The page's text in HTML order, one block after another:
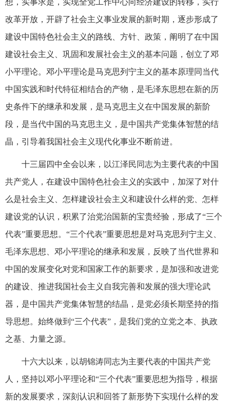
改革开放，开辟了社会主义事业发展的新时期，逐步形成了
建设中国特色社会主义的路线、方针、政策，阐明了在中国
建设社会主义、巩固和发展社会主义的基本问题，创立了邓
小平理论。邓小平理论是马克思列宁主义的基本原理同当代
中国实践和时代特征相结合的产物，是毛泽东思想在新的历
史条件下的继承和发展，是马克思主义在中国发展的新阶
段，是当代中国的马克思主义，是中国共产党集体智慧的结
晶，引导着我国社会主义现代化事业不断前进。
十三届四中全会以来，以江泽民同志为主要代表的中国
共产党人，在建设中国特色社会主义的实践中，加深了对什
么是社会主义、怎样建设社会主义和建设什么样的党、怎样
建设党的认识，积累了治党治国新的宝贵经验，形成了“三个
代表”重要思想。“三个代表”重要思想是对马克思列宁主义、
毛泽东思想、邓小平理论的继承和发展，反映了当代世界和
中国的发展变化对党和国家工作的新要求，是加强和改进党
的建设、推进我国社会主义自我完善和发展的强大理论武
器，是中国共产党集体智慧的结晶，是党必须长期坚持的指
导思想。始终做到“三个代表”，是我们党的立党之本、执政
之基、力量之源。
十六大以来，以胡锦涛同志为主要代表的中国共产党
人，坚持以邓小平理论和“三个代表”重要思想为指导，根据
新的发展要求，深刻认识和回答了新形势下实现什么样的发